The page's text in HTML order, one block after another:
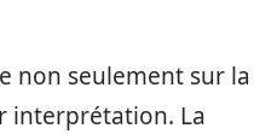
non seulement sur la
interprétation. La